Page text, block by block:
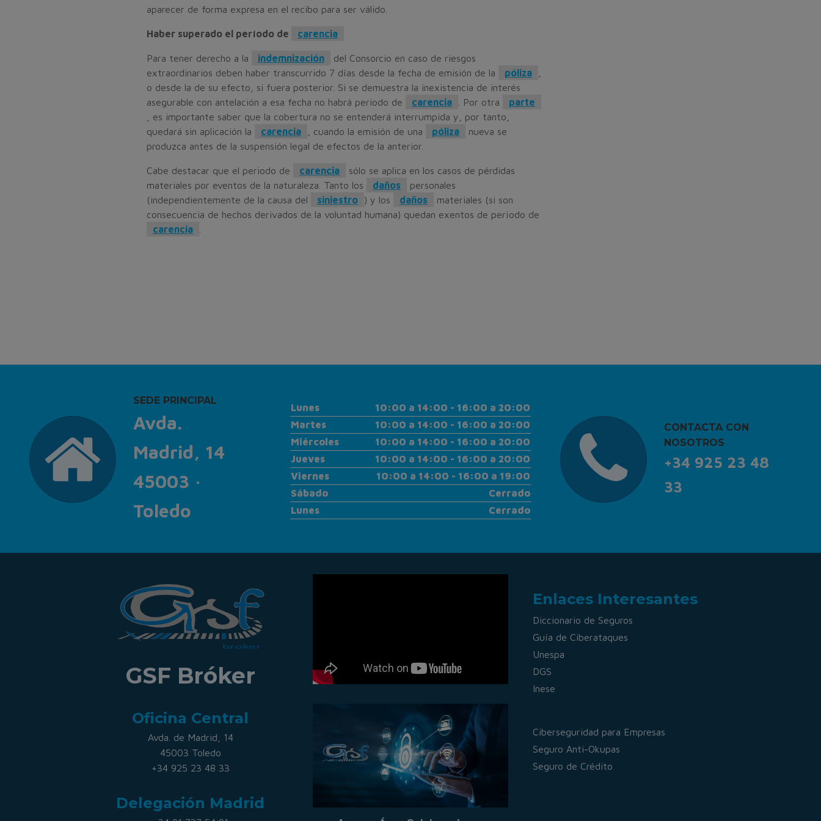
aparecer de forma expresa en el recibo para ser válido.
Haber superado el período de carencia
Para tener derecho a la indemnización
del Consorcio en caso de riesgos
extraordinarios deben haber transcurrido 7 días desde la fecha de emisión de la
póliza
o desde la de su efecto, si fuera posterior. Si se demuestra la inexistencia de interés
asegurable con antelación a esa fecha no habrá periodo de
carencia . Por otra
parte
, es importante saber que la cobertura no se entenderá interrumpida y, por tanto,
quedará sin aplicación la
carencia , cuando la emisión de una póliza
nueva se
produzca antes de la suspensión legal de efectos de la anterior.
Cabe destacar que el periodo de carencia
sólo se aplica en los casos de pérdidas
materiales por eventos de la naturaleza. Tanto los
daños
personales
(independientemente de la causa del
siniestro ) y los daños
materiales (si son
consecuencia de hechos derivados de la voluntad humana) quedan exentos de período de
carencia
SEDE PRINCIPAL
Avda.
Madrid, 14
45003 ·
Toledo
Lunes
10:00 a 14:00 - 16:00 a 20:00
Martes
10:00 a 14:00 - 16:00 a 20:00
Miércoles
10:00 a 14:00 - 16:00 a 20:00
Jueves
10:00 a 14:00 - 16:00 a 20:00
Viernes
10:00 a 14:00 - 16:00 a 19:00
Sábado
Cerrado
Lunes
Cerrado
CONTACTA CON
NOSOTROS
+34 925 23 48
33
GSF Bróker
Oficina Central
Avda. de Madrid, 14
45003 Toledo
+34 925 23 48 33
Delegación Madrid
Enlaces Interesantes
Diccionario de Seguros
Guía de Ciberataques
Unespa
DGS
Inese
Ciberseguridad para Empresas
Seguro Anti-Okupas
Seguro de Crédito